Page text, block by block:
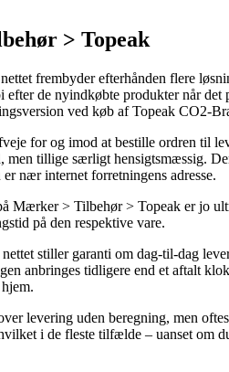
> Topeak
frembyder efterhånden flere
efter de nyindkøbte produkter når
ved køb af Topeak CO2-
for og imod at bestille ordren til
men tillige særligt hensigtsmæssig.
nær internet forretningens adresse.
Mærker > Tilbehør > Topeak er jo
på den respektive vare.
stiller garanti om dag-til-dag
anbringes tidligere end et aftalt
levering uden beregning, men
i de fleste tilfælde – uanset om